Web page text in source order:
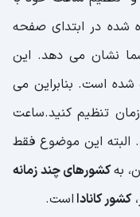
شده در ابتدای صفحه
نشان می دهد. این
شده است. بنابراین می
تنظیم کنید.ساعت
البته این موضوع فقط
بهکشورهای چند زمانه
کشور کانادااست.